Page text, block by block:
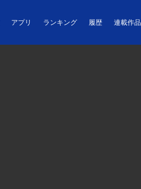
アプリ ランキング 履歴 連載作品